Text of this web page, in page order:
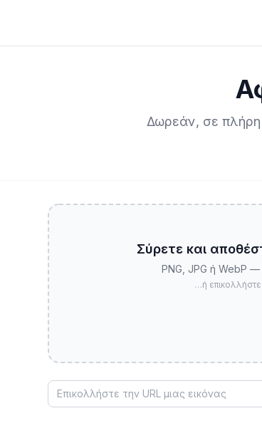
Δωρεάν, σε πλήρη
Σύρετε και
PNG, JPG ή WebP
…ή